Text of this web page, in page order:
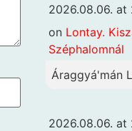
2026.08.06. at
on Lontay.
Széphalomnál
Áraggyá'mán
2026.08.06. at